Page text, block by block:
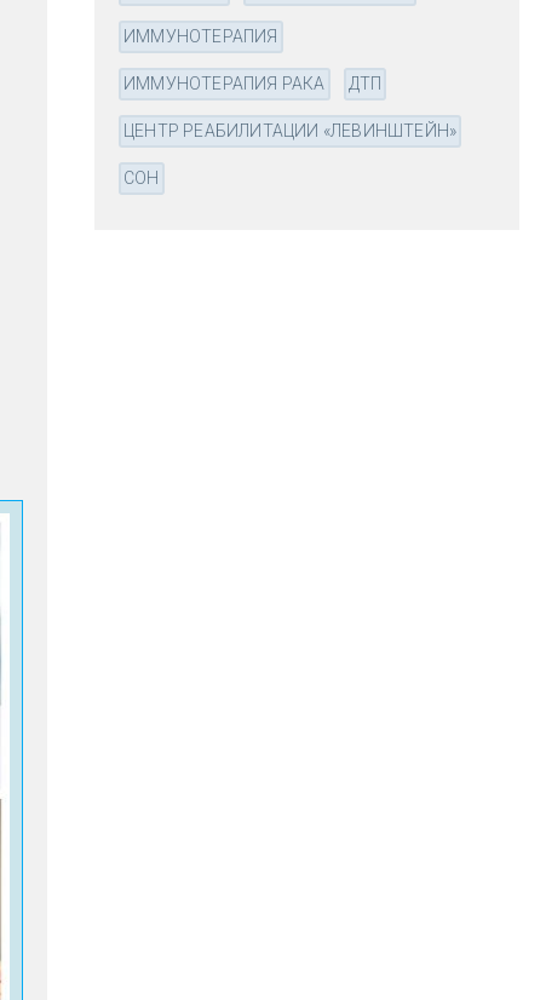
ИММУНОТЕРАПИЯ
ИММУНОТЕРАПИЯ РАКА ДТП
ЦЕНТР РЕАБИЛИТАЦИИ «ЛЕВИНШТЕЙН»
СОН